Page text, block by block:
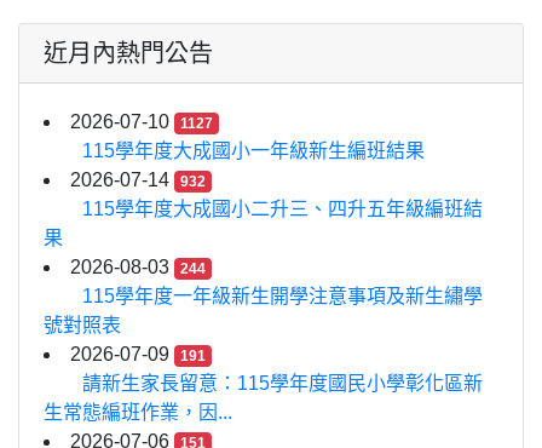
近月內熱門公告
2026-07-10 1127
115學年度大成國小一年級新生編班結果
2026-07-14
932
115學年度大成國小二升三、四升五年級編班結
果
2026-08-03
244
115學年度一年級新生開學注意事項及新生繡學
號對照表
2026-07-09
191
請新生家長留意：115學年度國民小學彰化區新
生常態編班作業，因...
2026-07-06
151